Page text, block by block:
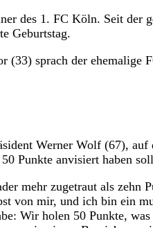
des 1. FC Köln. Seit der
Geburtstag.
(33) sprach der ehemalige
Werner Wolf (67), auf
Punkte anvisiert haben
mehr zugetraut als zehn
von mir, und ich bin ein
Wir holen 50 Punkte,